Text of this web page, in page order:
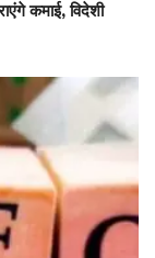
कमाई, विदेशी